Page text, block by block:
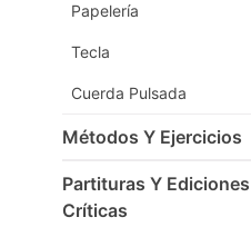
Papelería
Tecla
Cuerda Pulsada
Métodos Y Ejercicios
Partituras Y Ediciones
Críticas